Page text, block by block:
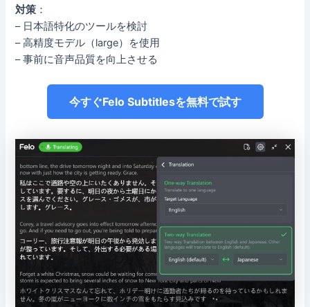
対策 ：
– 日本語特化のツールを検討
– 高精度モデル（large）を使用
– 事前に音声品質を向上させる
今すぐFelo Subtitlesを無料で試す